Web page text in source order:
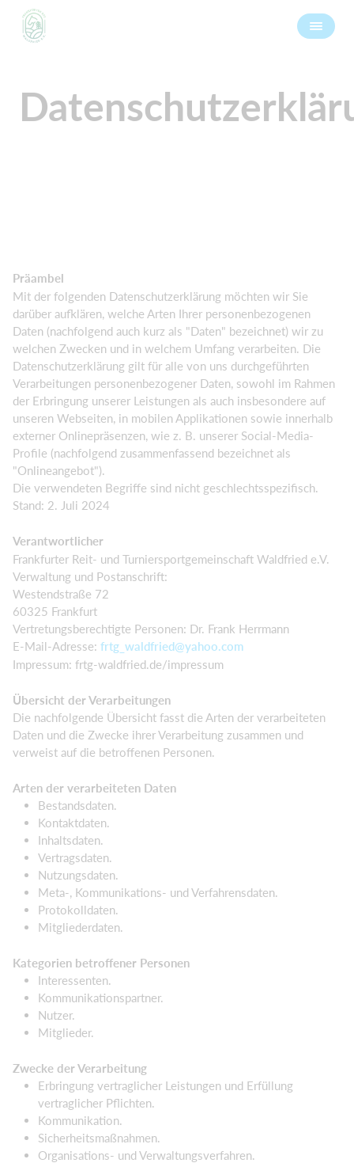
Präambel
Mit der folgenden Datenschutzerklärung möchten wir Sie
darüber aufklären, welche Arten Ihrer personenbezogenen
Daten (nachfolgend auch kurz als "Daten" bezeichnet) wir zu
welchen Zwecken und in welchem Umfang verarbeiten. Die
Datenschutzerklärung gilt für alle von uns durchgeführten
Verarbeitungen personenbezogener Daten, sowohl im Rahmen
der Erbringung unserer Leistungen als auch insbesondere auf
unseren Webseiten, in mobilen Applikationen sowie innerhalb
externer Onlinepräsenzen, wie z. B. unserer Social-Media-
Profile (nachfolgend zusammenfassend bezeichnet als
"Onlineangebot").
Die verwendeten Begriffe sind nicht geschlechtsspezifisch.
Stand: 2. Juli 2024
Verantwortlicher
Frankfurter Reit- und Turniersportgemeinschaft Waldfried e.V.
Verwaltung und Postanschrift:
Westendstraße 72
60325 Frankfurt
Vertretungsberechtigte Personen: Dr. Frank Herrmann
E-Mail-Adresse: frtg_waldfried@yahoo.com
Impressum: frtg-waldfried.de/impressum
Übersicht der Verarbeitungen
Die nachfolgende Übersicht fasst die Arten der verarbeiteten
Daten und die Zwecke ihrer Verarbeitung zusammen und
verweist auf die betroffenen Personen.
Arten der verarbeiteten Daten
Bestandsdaten.
Kontaktdaten.
Inhaltsdaten.
Vertragsdaten.
Nutzungsdaten.
Meta-, Kommunikations- und Verfahrensdaten.
Protokolldaten.
Mitgliederdaten.
Kategorien betroffener Personen
Interessenten.
Kommunikationspartner.
Nutzer.
Mitglieder.
Zwecke der Verarbeitung
Erbringung vertraglicher Leistungen und Erfüllung
vertraglicher Pflichten.
Kommunikation.
Sicherheitsmaßnahmen.
Organisations- und Verwaltungsverfahren.